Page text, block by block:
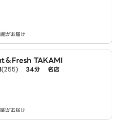
がお届け
＆Fresh TAKAMI
(255) 34分 名店
がお届け